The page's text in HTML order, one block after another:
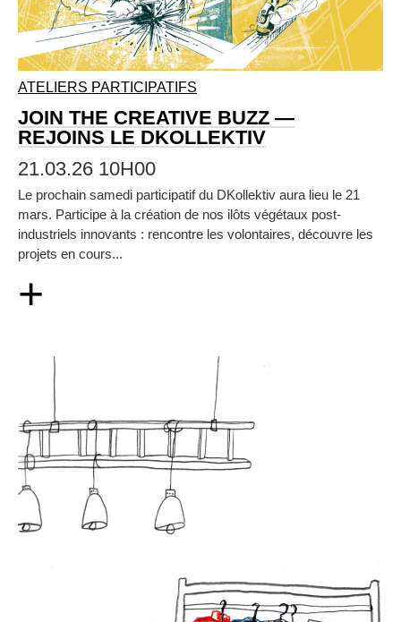
ATELIERS PARTICIPATIFS
JOIN THE CREATIVE BUZZ —
REJOINS LE DKOLLEKTIV
21.03.26 10H00
Le prochain samedi participatif du DKollektiv aura lieu le 21
mars. Participe à la création de nos ilôts végétaux post-
industriels innovants : rencontre les volontaires, découvre les
projets en cours...
+